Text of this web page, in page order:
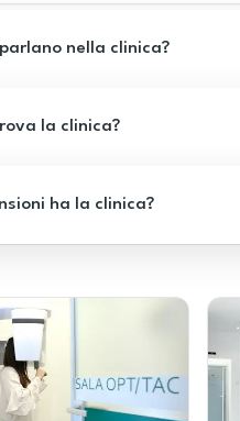
nella clinica?
la clinica?
ha la clinica?